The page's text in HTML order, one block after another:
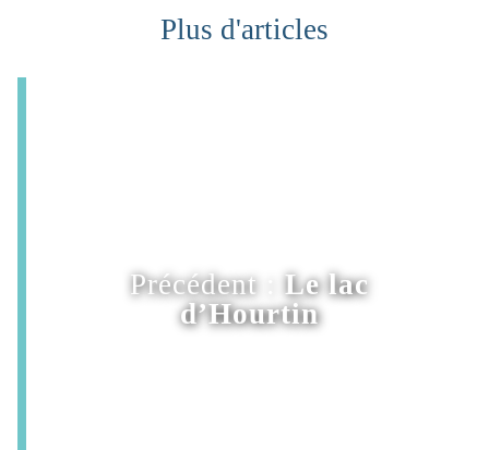
Plus d'articles
Précédent :Le lac
d’Hourtin